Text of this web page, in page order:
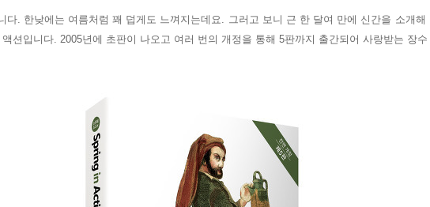
다. 한낮에는 여름처럼 꽤 덥게도 느껴지는데요. 그러고 보니 근 한 달여 만에 신간을 소개해
션입니다. 2005년에 초판이 나오고 여러 번의 개정을 통해 5판까지 출간되어 사랑받는 장